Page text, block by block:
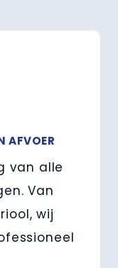
AFVOER
van alle
Van
wij